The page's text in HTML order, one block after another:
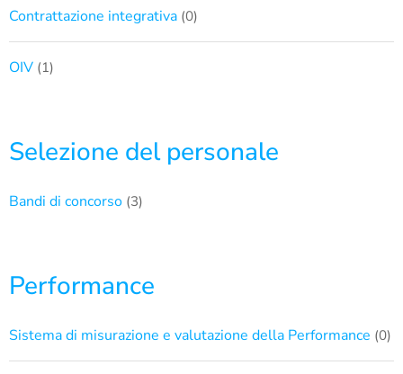
Contrattazione integrativa (0)
OIV (1)
Selezione del personale
Bandi di concorso (3)
Performance
Sistema di misurazione e valutazione della Performance (0)